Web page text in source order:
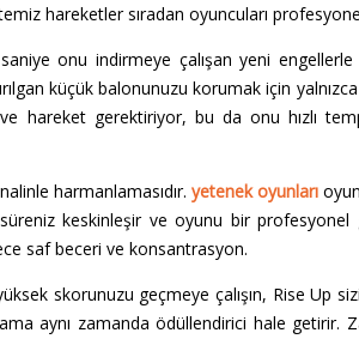
hareketler sıradan oyuncuları
onu indirmeye çalışan yeni engellerle
küçük balonunuzu korumak için yalnızca
hareket gerektiriyor, bu da onu hızlı
harmanlamasıdır. yetenek oyunları
keskinleşir ve oyunu bir profesyonel
saf beceri ve konsantrasyon.
skorunuzu geçmeye çalışın, Rise Up
aynı zamanda ödüllendirici hale getirir.